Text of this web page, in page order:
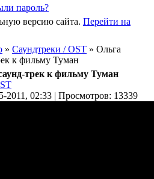
пароль?
версию сайта. Перейти на
» Саундтреки / OST » Ольга
к фильму Туман
трек к фильму Туман
2011, 02:33 | Просмотров: 13339